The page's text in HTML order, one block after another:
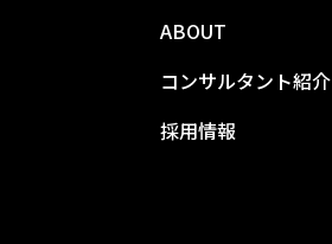
ABOUT
コンサルタント紹介
採用情報